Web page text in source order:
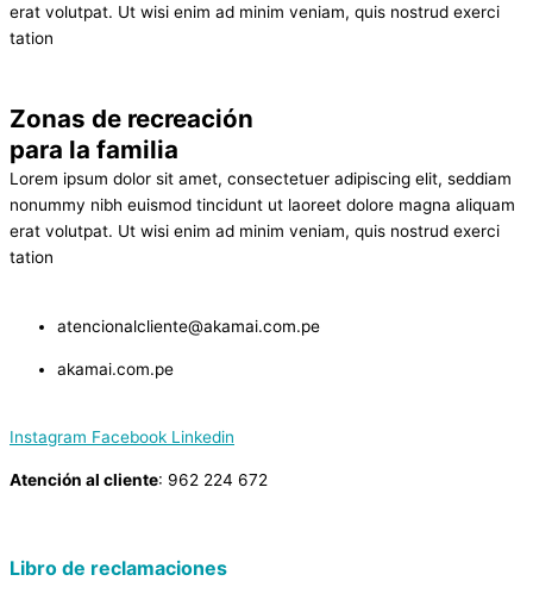
erat volutpat. Ut wisi enim ad minim veniam, quis nostrud exerci
tation
Zonas de recreación
para la familia
Lorem ipsum dolor sit amet, consectetuer adipiscing elit, seddiam
nonummy nibh euismod tincidunt ut laoreet dolore magna aliquam
erat volutpat. Ut wisi enim ad minim veniam, quis nostrud exerci
tation
atencionalcliente@akamai.com.pe
akamai.com.pe
Instagram Facebook Linkedin
Atención al cliente: 962 224 672
Libro de reclamaciones